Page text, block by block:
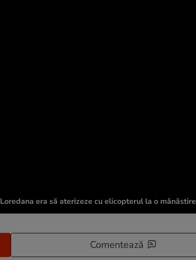
era să aterizeze cu elicopterul la o mănăstire
Comentează